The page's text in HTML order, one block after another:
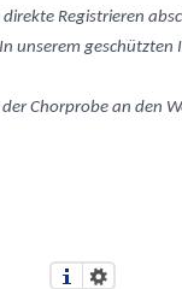
Registrieren
unserem
Chorprobe an den